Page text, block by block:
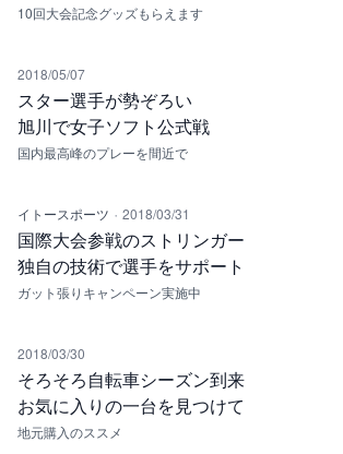
10回大会記念グッズもらえます
2018/05/07
スター選手が勢ぞろい
旭川で女子ソフト公式戦
国内最高峰のプレーを間近で
イトースポーツ · 2018/03/31
国際大会参戦のストリンガー
独自の技術で選手をサポート
ガット張りキャンペーン実施中
2018/03/30
そろそろ自転車シーズン到来
お気に入りの一台を見つけて
地元購入のススメ